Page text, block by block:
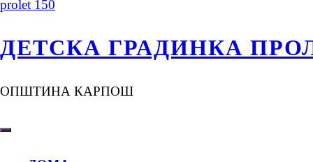
ДЕТСКА ГРАДИНКА
ОПШТИНА КАРПОШ